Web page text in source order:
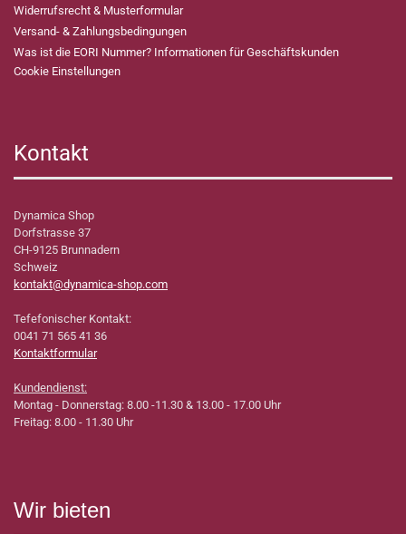
Widerrufsrecht & Musterformular
Versand- & Zahlungsbedingungen
Was ist die EORI Nummer? Informationen für Geschäftskunden
Cookie Einstellungen
Kontakt
Dynamica Shop
Dorfstrasse 37
CH-9125 Brunnadern
Schweiz
kontakt@dynamica-shop.com
Tefefonischer Kontakt:
0041 71 565 41 36
Kontaktformular
Kundendienst:
Montag - Donnerstag: 8.00 -11.30 & 13.00 - 17.00 Uhr
Freitag: 8.00 - 11.30 Uhr
Wir bieten